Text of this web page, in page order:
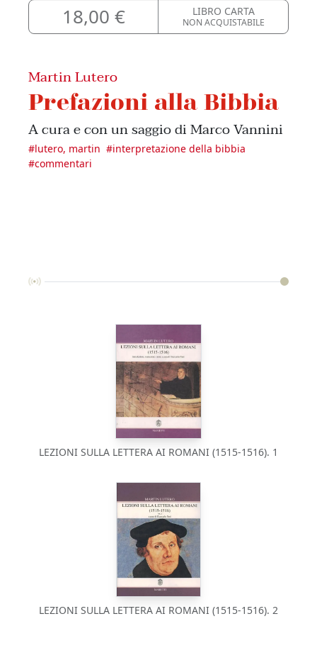
18,00 € LIBRO CARTA
NON ACQUISTABILE
Martin Lutero
Prefazioni alla Bibbia
A cura e con un saggio di Marco Vannini
#lutero, martin #interpretazione della bibbia
#commentari
LEZIONI SULLA LETTERA AI ROMANI (1515-1516). 1
LEZIONI SULLA LETTERA AI ROMANI (1515-1516). 2